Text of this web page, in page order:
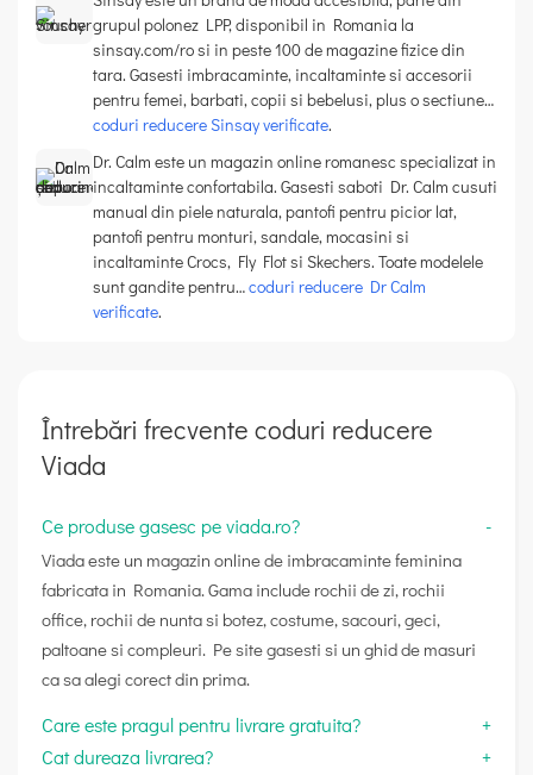
grupul polonez LPP, disponibil in Romania la
sinsay.com/ro si in peste 100 de magazine fizice din
tara. Gasesti imbracaminte, incaltaminte si accesorii
pentru femei, barbati, copii si bebelusi, plus o sectiune…
coduri reducere Sinsay verificate.
Dr. Calm este un magazin online romanesc specializat in
incaltaminte confortabila. Gasesti saboti Dr. Calm cusuti
manual din piele naturala, pantofi pentru picior lat,
pantofi pentru monturi, sandale, mocasini si
incaltaminte Crocs, Fly Flot si Skechers. Toate modelele
sunt gandite pentru…coduri reducere Dr Calm
verificate.
Întrebări frecvente coduri reducere
Viada
Ce produse gasesc pe viada.ro?
Viada este un magazin online de imbracaminte feminina
fabricata in Romania. Gama include rochii de zi, rochii
office, rochii de nunta si botez, costume, sacouri, geci,
paltoane si compleuri. Pe site gasesti si un ghid de masuri
ca sa alegi corect din prima.
Care este pragul pentru livrare gratuita?
Cat dureaza livrarea?